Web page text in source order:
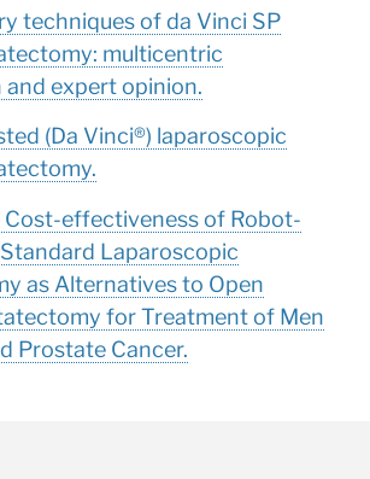
techniques of da Vinci SP
multicentric
expert opinion.
(Da Vinci®) laparoscopic
Cost-effectiveness of Robot-
Laparoscopic
as Alternatives to Open
for Treatment of Men
Prostate Cancer.